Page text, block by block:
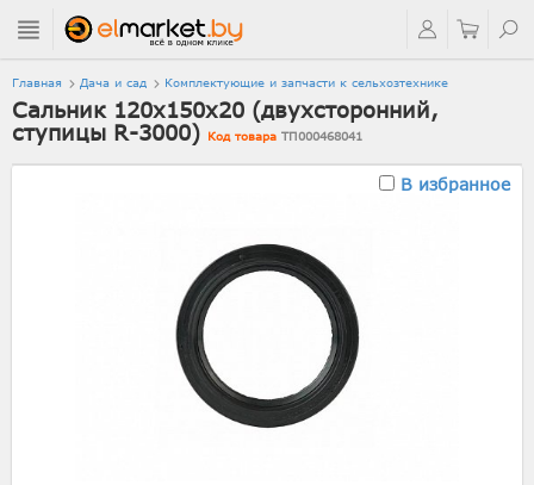
Главная Дача и сад Комплектующие и запчасти к сельхозтехнике
Сальник 120х150х20 (двухсторонний,
ступицы R-3000) Код товара ТП000468041
В избранное